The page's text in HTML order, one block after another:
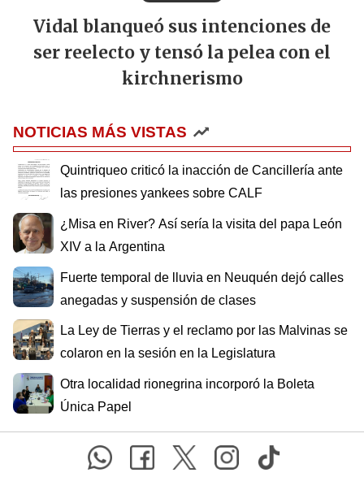
Vidal blanqueó sus intenciones de
ser reelecto y tensó la pelea con el
kirchnerismo
NOTICIAS MÁS VISTAS
Quintriqueo criticó la inacción de Cancillería ante
las presiones yankees sobre CALF
¿Misa en River? Así sería la visita del papa León
XIV a la Argentina
Fuerte temporal de lluvia en Neuquén dejó calles
anegadas y suspensión de clases
La Ley de Tierras y el reclamo por las Malvinas se
colaron en la sesión en la Legislatura
Otra localidad rionegrina incorporó la Boleta
Única Papel